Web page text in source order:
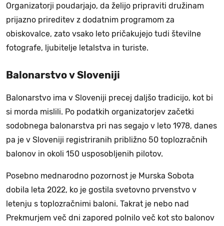
Organizatorji poudarjajo, da želijo pripraviti družinam
prijazno prireditev z dodatnim programom za
obiskovalce, zato vsako leto pričakujejo tudi številne
fotografe, ljubitelje letalstva in turiste.
Balonarstvo v Sloveniji
Balonarstvo ima v Sloveniji precej daljšo tradicijo, kot bi
si morda mislili. Po podatkih organizatorjev začetki
sodobnega balonarstva pri nas segajo v leto 1978, danes
pa je v Sloveniji registriranih približno 50 toplozračnih
balonov in okoli 150 usposobljenih pilotov.
Posebno mednarodno pozornost je Murska Sobota
dobila leta 2022, ko je gostila svetovno prvenstvo v
letenju s toplozračnimi baloni. Takrat je nebo nad
Prekmurjem več dni zapored polnilo več kot sto balonov